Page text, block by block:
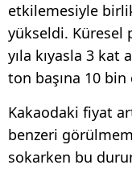
etkilemesiyle
yükseldi. Küresel
yıla kıyasla 3
ton başına 10 bin
Kakaodaki fiyat
benzeri
sokarken bu